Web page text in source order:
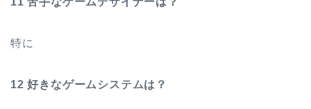
特に
12 好きなゲームシステムは？